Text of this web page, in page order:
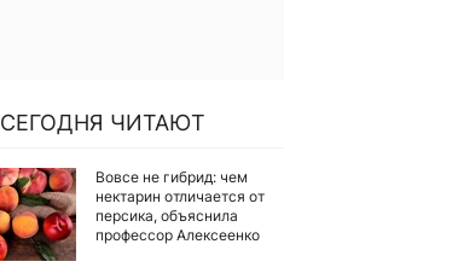
СЕГОДНЯ ЧИТАЮТ
Вовсе не гибрид: чем
нектарин отличается от
персика, объяснила
профессор Алексеенко